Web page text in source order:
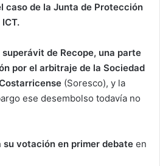
caso de la Junta de Protección
superávit de Recope, una parte
por el arbitraje de la Sociedad
(Soresco), y la
ese desembolso todavía no
su votación en primer debate en